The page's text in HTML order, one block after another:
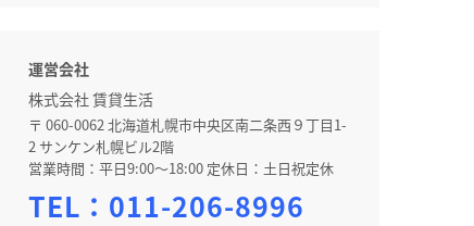
運営会社
株式会社 賃貸生活
〒 060-0062 北海道札幌市中央区南二条西９丁目1-
2 サンケン札幌ビル2階
営業時間：平日9:00～18:00 定休日：土日祝定休
TEL： 011-206-8996